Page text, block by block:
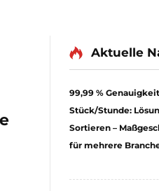
Aktuelle
99,99 %
Stück/Stunde:
Sortieren –
für mehrere